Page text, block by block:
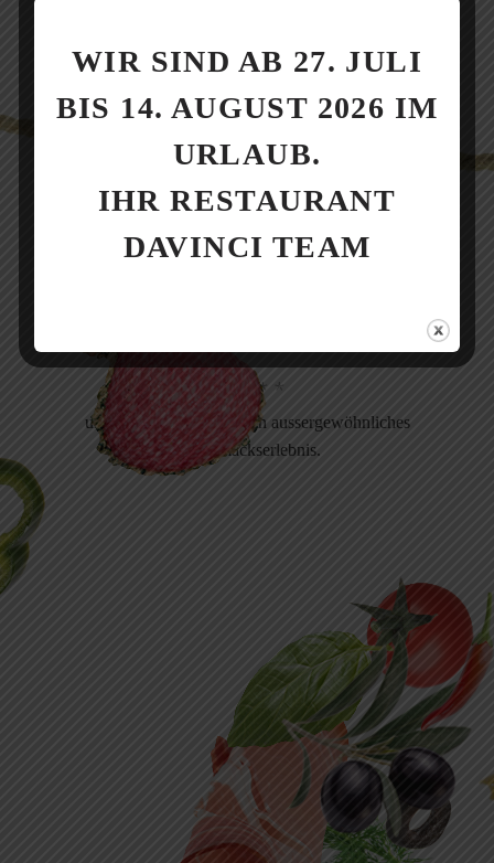
Zutaten von
und Frische sorgen für ein aussergewöhnliches
Geschmackserlebnis.
WIR SIND AB 27. JULI
BIS 14. AUGUST 2026 IM
URLAUB.
IHR RESTAURANT
DAVINCI TEAM